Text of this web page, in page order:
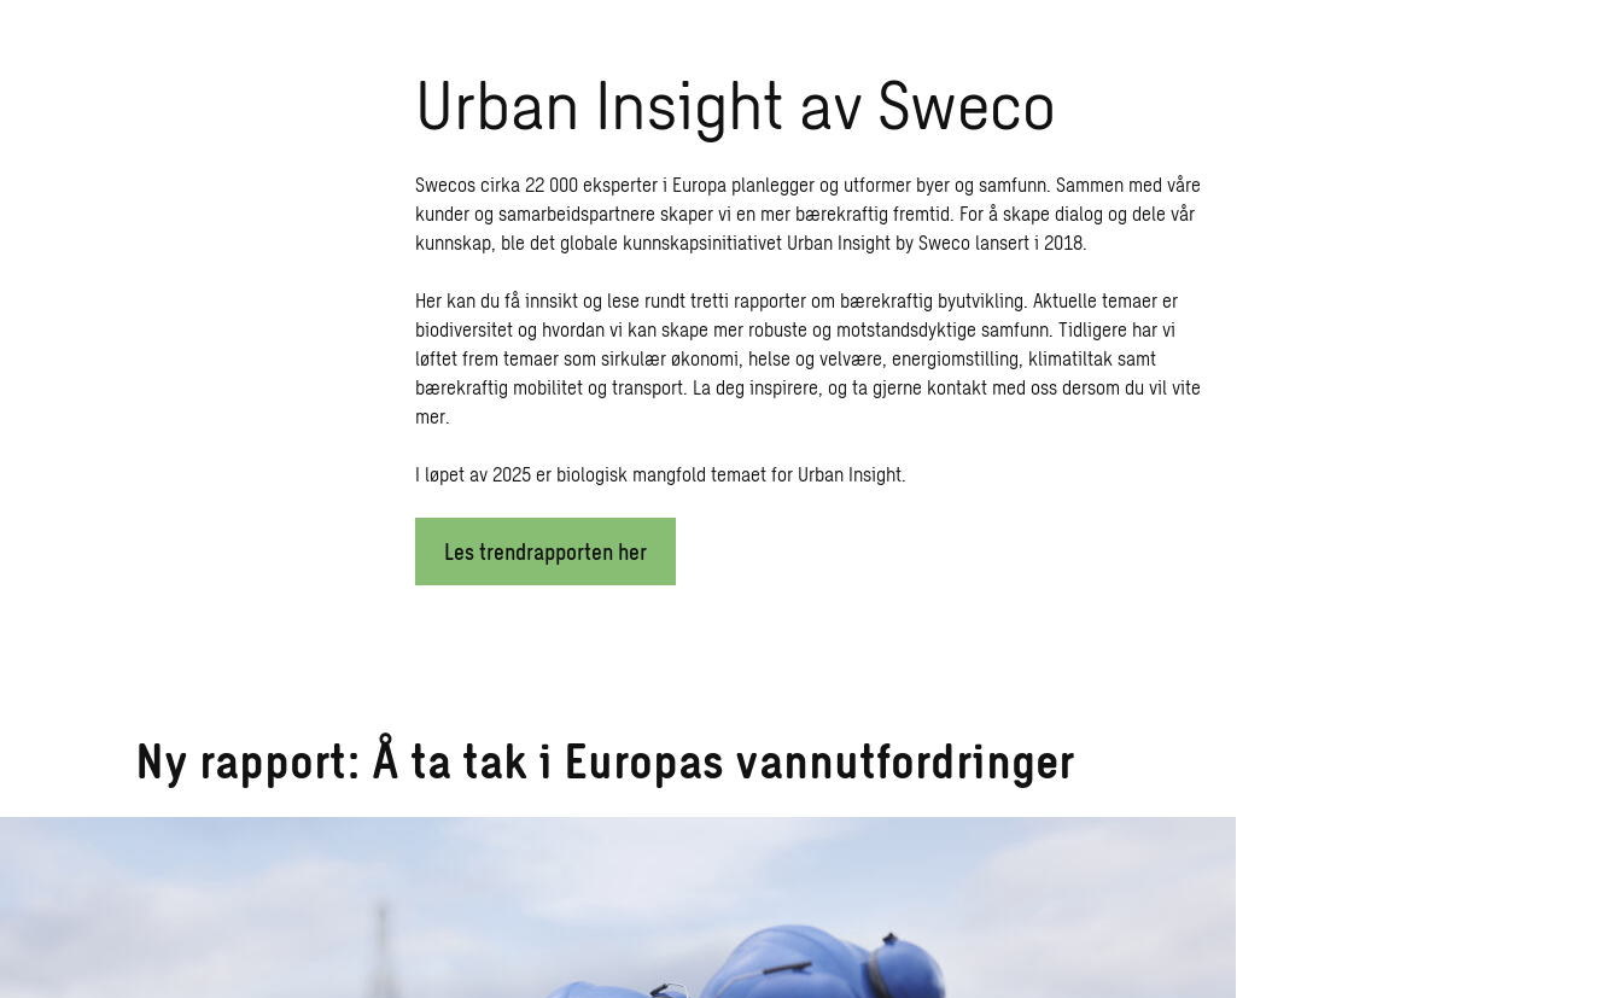
Urban Insight av Sweco
Swecos cirka 22 000 eksperter i Europa planlegger og utformer byer og samfunn. Sammen med våre
kunder og samarbeidspartnere skaper vi en mer bærekraftig fremtid. For å skape dialog og dele vår
kunnskap, ble det globale kunnskapsinitiativet Urban Insight by Sweco lansert i 2018.
Her kan du få innsikt og lese rundt tretti rapporter om bærekraftig byutvikling. Aktuelle temaer er
biodiversitet og hvordan vi kan skape mer robuste og motstandsdyktige samfunn. Tidligere har vi
løftet frem temaer som sirkulær økonomi, helse og velvære, energiomstilling, klimatiltak samt
bærekraftig mobilitet og transport. La deg inspirere, og ta gjerne kontakt med oss dersom du vil vite
mer.
I løpet av 2025 er biologisk mangfold temaet for Urban Insight.
Les trendrapporten her
Ny rapport: Å ta tak i Europas vannutfordringer